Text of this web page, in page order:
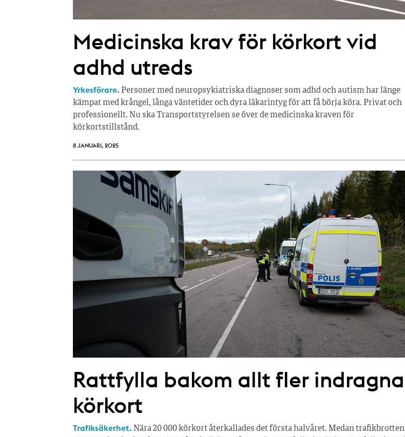
Medicinska krav för körkort vid
adhd utreds
Yrkesförare. Personer med neuropsykiatriska diagnoser som adhd och autism har länge
kämpat med krångel, långa väntetider och dyra läkarintyg för att få börja köra. Privat och
professionellt. Nu ska Transportstyrelsen se över de medicinska kraven för
körkortstillstånd.
8 JANUARI, 2025
Rattfylla bakom allt fler indragna
körkort
Trafiksäkerhet. Nära 20 000 körkort återkallades det första halvåret. Medan trafikbrotten